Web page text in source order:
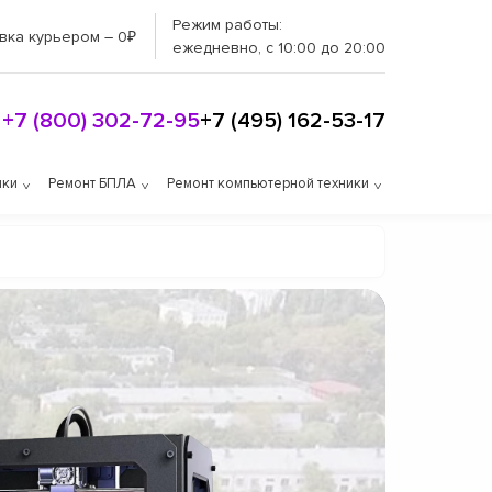
курьером – 0₽
Режим работы:
ежедневно, с 10:00 до 20:00
+7 (800) 302-72-95+7 (495) 162-53-17
Ремонт БПЛА Ремонт компьютерной техники